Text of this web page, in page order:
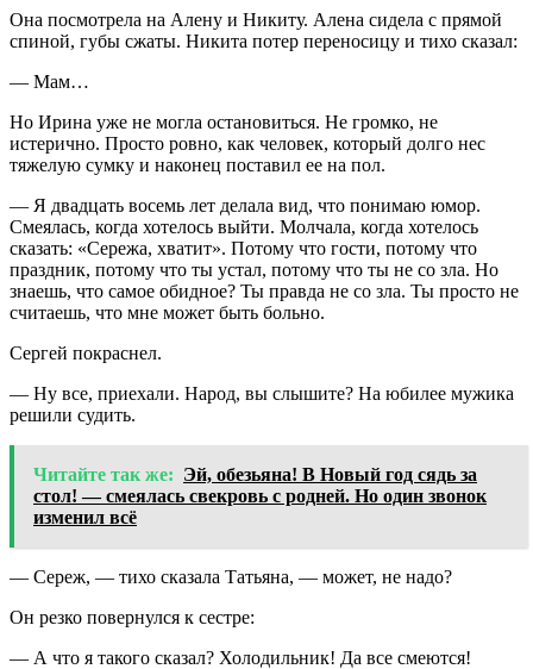
Она посмотрела на Алену и Никиту. Алена сидела с прямой
спиной, губы сжаты. Никита потер переносицу и тихо сказал:
— Мам…
Но Ирина уже не могла остановиться. Не громко, не
истерично. Просто ровно, как человек, который долго нес
тяжелую сумку и наконец поставил ее на пол.
— Я двадцать восемь лет делала вид, что понимаю юмор.
Смеялась, когда хотелось выйти. Молчала, когда хотелось
сказать: «Сережа, хватит». Потому что гости, потому что
праздник, потому что ты устал, потому что ты не со зла. Но
знаешь, что самое обидное? Ты правда не со зла. Ты просто не
считаешь, что мне может быть больно.
Сергей покраснел.
— Ну все, приехали. Народ, вы слышите? На юбилее мужика
решили судить.
Читайте так же: Эй, обезьяна! В Новый год сядь за
стол! — смеялась свекровь с родней. Но один звонок
изменил всё
— Сереж, — тихо сказала Татьяна, — может, не надо?
Он резко повернулся к сестре:
— А что я такого сказал? Холодильник! Да все смеются!